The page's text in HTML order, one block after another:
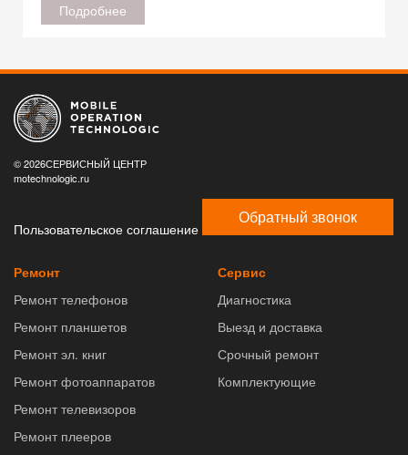
Подробнее
© 2026СЕРВИСНЫЙ ЦЕНТР
motechnologic.ru
Пользовательское соглашение
Обратный звонок
Ремонт
Ремонт телефонов
Ремонт планшетов
Ремонт эл. книг
Ремонт фотоаппаратов
Ремонт телевизоров
Ремонт плееров
Сервис
Диагностика
Выезд и доставка
Срочный ремонт
Комплектующие